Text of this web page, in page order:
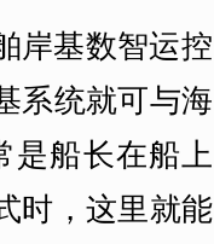
岸基数智运控
系统就可与海
是船长在船上
时，这里就能